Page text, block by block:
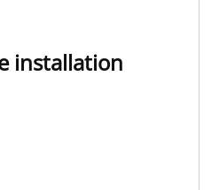
installation